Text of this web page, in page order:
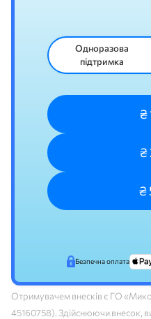
Одноразова
підтримка
Безпечна оплата
Отримувачем внесків є ГО
45160758). Здійснюючи внесок,